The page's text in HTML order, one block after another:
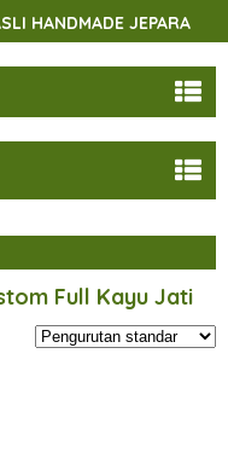
JEPARA
Full Kayu Jati